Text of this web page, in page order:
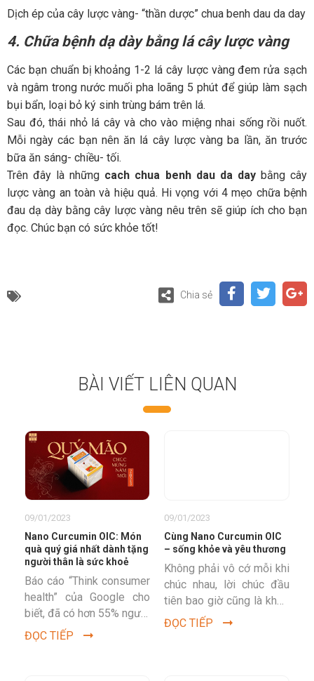
Dịch ép của cây lược vàng- “thần dược” chua benh dau da day
4. Chữa bệnh dạ dày bằng lá cây lược vàng
Các bạn chuẩn bị khoảng 1-2 lá cây lược vàng đem rửa sạch
và ngâm trong nước muối pha loãng 5 phút để giúp làm sạch
bụi bẩn, loại bỏ ký sinh trùng bám trên lá.
Sau đó, thái nhỏ lá cây và cho vào miệng nhai sống rồi nuốt.
Mỗi ngày các bạn nên ăn lá cây lược vàng ba lần, ăn trước
bữa ăn sáng- chiều- tối.
Trên đây là những cach chua benh dau da daybằng cây
lược vàng an toàn và hiệu quả. Hi vọng với 4 mẹo chữa bệnh
đau dạ dày bằng cây lược vàng nêu trên sẽ giúp ích cho bạn
đọc. Chúc bạn có sức khỏe tốt!
Chia sẻ
BÀI VIẾT LIÊN QUAN
09/01/2023
Nano Curcumin OIC: Món
quà quý giá nhất dành tặng
người thân là sức khoẻ
Báo cáo “Think consumer
health” của Google cho
biết, đã có hơn 55% người
Việt lựa chọn những món
quà sức khỏe để biếu
ĐỌC TIẾP
09/01/2023
Cùng Nano Curcumin OIC
– sống khỏe và yêu thương
Không phải vô cớ mỗi khi
chúc nhau, lời chúc đầu
tiên bao giờ cũng là khỏe
mạnh, rồi mới đến thịnh
vượng, phát tài,...
ĐỌC TIẾP